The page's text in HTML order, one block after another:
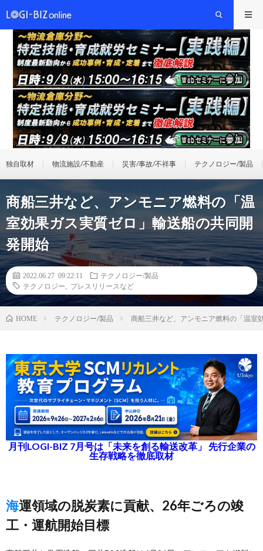
独自取材 物流施設/不動産 災害/事故/不祥事 テクノロジー/製品
商船三井など、アンモニア燃料の「温
室効果ガス実質ゼロ」輸送船の共同開
発開始
2022.06.27 09:22:11
テクノロジー/製品
テクノロジー
プレスリリースなど
HOME テクノロジー/製品 商船三井など、アンモニア燃料の「温室
月刊LOGI-BIZ 7月号は「未来を創る輸送改革」 先行企業の
生存戦略を徹底取材
海運領域の脱炭素に貢献、26年ごろの竣
工・運航開始目標